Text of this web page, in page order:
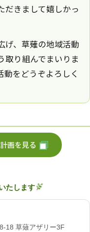
だきまして嬉しかっ
げ、草薙の地域活動
取り組んでまいりま
をどうぞよろしく
画を見る
たします
18 草薙アザリー3F